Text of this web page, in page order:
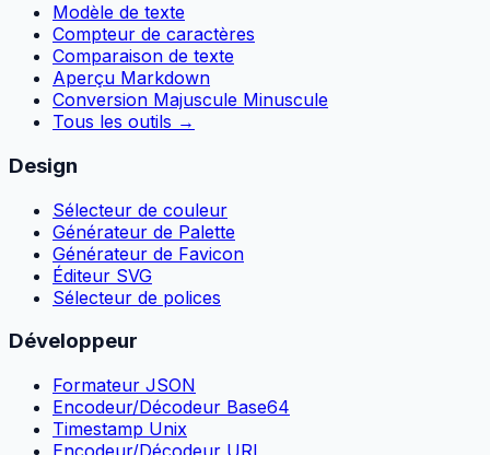
Modèle de texte
Compteur de caractères
Comparaison de texte
Aperçu Markdown
Conversion Majuscule Minuscule
Tous les outils →
Design
Sélecteur de couleur
Générateur de Palette
Générateur de Favicon
Éditeur SVG
Sélecteur de polices
Développeur
Formateur JSON
Encodeur/Décodeur Base64
Timestamp Unix